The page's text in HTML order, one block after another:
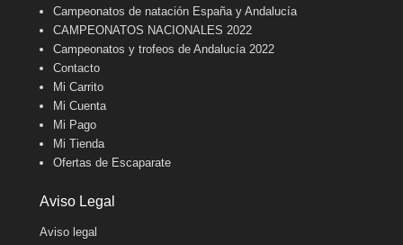
Campeonatos de natación España y Andalucía
CAMPEONATOS NACIONALES 2022
Campeonatos y trofeos de Andalucía 2022
Contacto
Mi Carrito
Mi Cuenta
Mi Pago
Mi Tienda
Ofertas de Escaparate
Aviso Legal
Aviso legal